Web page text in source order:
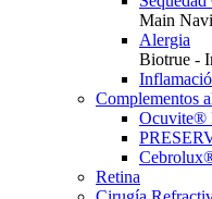
Main
Alergia
Biotrue -
Complementos
Ocuvite®
Retina